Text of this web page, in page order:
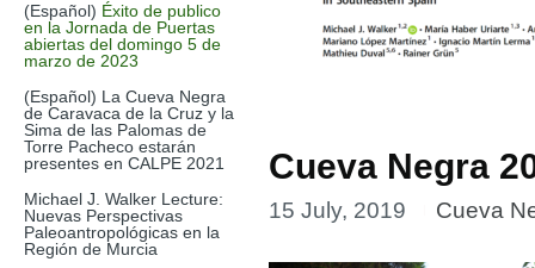
Cueva Negra
15 July, 2019 Cueva
(Español) Éxito de publico
en la Jornada de Puertas
abiertas del domingo 5 de
marzo de 2023
(Español) La Cueva Negra
de Caravaca de la Cruz y la
Sima de las Palomas de
Torre Pacheco estarán
presentes en CALPE 2021
Michael J. Walker Lecture:
Nuevas Perspectivas
Paleoantropológicas en la
Región de Murcia